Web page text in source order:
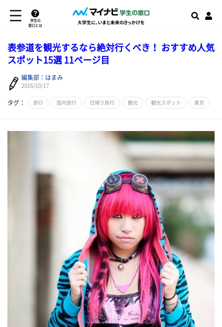
学生の
窓口とは
表参道を観光するなら絶対行くべき！ おすすめ人気
スポット15選 11ページ目
編集部：はまみ
2016/10/17
タグ： 旅行 国内旅行 日帰り旅行 観光 観光スポット 東京